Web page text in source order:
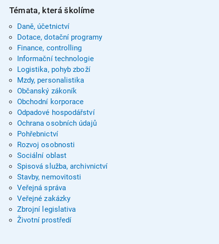
Témata, která školíme
Daně, účetnictví
Dotace, dotační programy
Finance, controlling
Informační technologie
Logistika, pohyb zboží
Mzdy, personalistika
Občanský zákoník
Obchodní korporace
Odpadové hospodářství
Ochrana osobních údajů
Pohřebnictví
Rozvoj osobnosti
Sociální oblast
Spisová služba, archivnictví
Stavby, nemovitosti
Veřejná správa
Veřejné zakázky
Zbrojní legislativa
Životní prostředí